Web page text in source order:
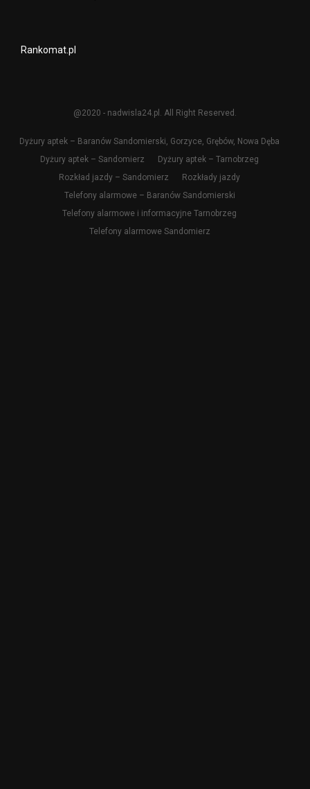
Rankomat.pl
@2020 - nadwisla24.pl. All Right Reserved.
Dyżury aptek – Baranów Sandomierski, Gorzyce, Grębów, Nowa Dęba
Dyżury aptek – Sandomierz
Dyżury aptek – Tarnobrzeg
Rozkład jazdy – Sandomierz
Rozkłady jazdy
Telefony alarmowe – Baranów Sandomierski
Telefony alarmowe i informacyjne Tarnobrzeg
Telefony alarmowe Sandomierz